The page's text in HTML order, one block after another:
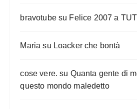
bravotubesu Felice 2007 a
Maria su Loacker che bontà
cose vere. su Quanta gente di
questo mondo maledetto